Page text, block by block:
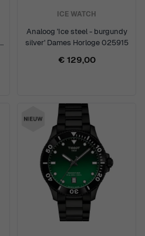
ICE WATCH
Analoog 'Ice steel - burgundy
silver' Dames Horloge 025915
€ 129,00